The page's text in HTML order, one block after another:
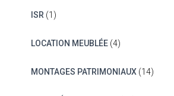
ISR(1)
LOCATION MEUBLÉE(4)
MONTAGES PATRIMONIAUX(14)